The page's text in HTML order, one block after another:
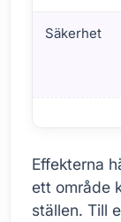
Säkerhet
Effekterna
ett område
ställen. Till